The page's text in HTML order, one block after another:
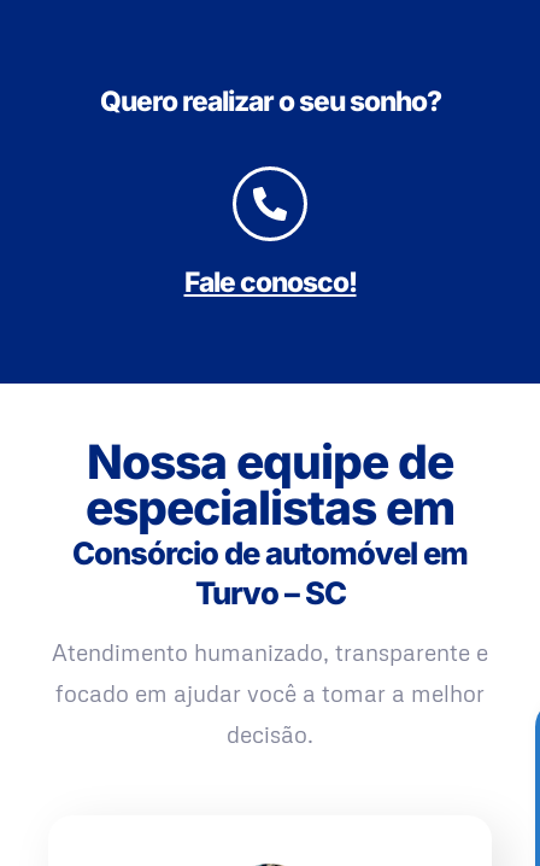
Quero realizar o seu sonho?
Fale conosco!
Nossa equipe de
especialistas em
Consórcio de automóvel em
Turvo – SC
Atendimento humanizado, transparente e
focado em ajudar você a tomar a melhor
decisão.